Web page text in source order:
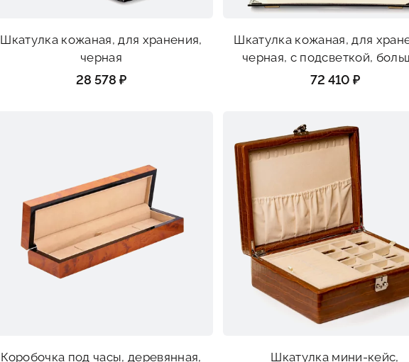
Шкатулка кожаная, для хранения,
черная
28 578 ₽
Шкатулка кожаная, для
черная, c подсветкой,
72 410 ₽
Коробочка под часы, деревянная,
Шкатулка мини-кейс,